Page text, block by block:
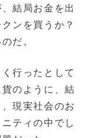
結局お金を出
ンを買うか？
だ。
行ったとして
のように、結
現実社会のお
ティの中でし